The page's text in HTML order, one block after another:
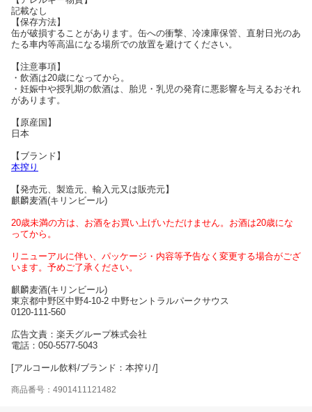
記載なし
【保存方法】
缶が破損することがあります。缶への衝撃、冷凍庫保管、直射日光のあ
たる車内等高温になる場所での放置を避けてください。
【注意事項】
・飲酒は20歳になってから。
・妊娠中や授乳期の飲酒は、胎児・乳児の発育に悪影響を与えるおそれ
があります。
【原産国】
日本
【ブランド】
本搾り
【発売元、製造元、輸入元又は販売元】
麒麟麦酒(キリンビール)
20歳未満の方は、お酒をお買い上げいただけません。お酒は20歳にな
ってから。
リニューアルに伴い、パッケージ・内容等予告なく変更する場合がござ
います。予めご了承ください。
麒麟麦酒(キリンビール)
東京都中野区中野4-10-2 中野セントラルパークサウス
0120-111-560
広告文責：楽天グループ株式会社
電話：050-5577-5043
[アルコール飲料/ブランド：本搾り/]
商品番号：4901411121482